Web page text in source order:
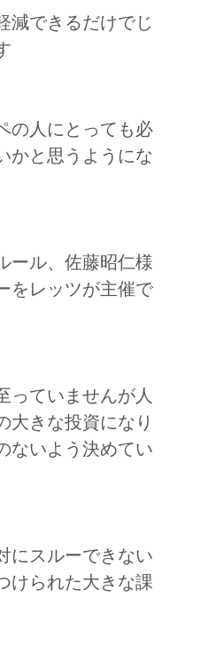
減できるだけでじ
の人にとっても必
かと思うようにな
ール、佐藤昭仁様
をレッツが主催で
っていませんが人
大きな投資になり
ないよう決めてい
にスルーできない
けられた大きな課